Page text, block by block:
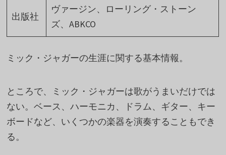
出版社
ヴァージン、ローリング・ストーン
ズ、ABKCO
ミック・ジャガーの生涯に関する基本情報。
ところで、ミック・ジャガーは歌がうまいだけでは
ない。ベース、ハーモニカ、ドラム、ギター、キー
ボードなど、いくつかの楽器を演奏することもでき
る。